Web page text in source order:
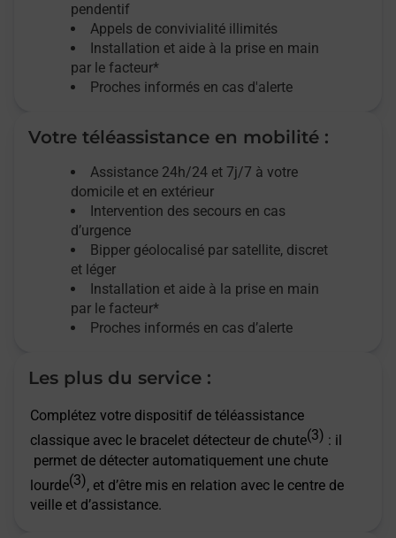
pendentif
Appels de convivialité illimités
Installation et aide à la prise en main
par le facteur*
Proches informés en cas d'alerte
Votre téléassistance en mobilité :
Assistance 24h/24 et 7j/7 à votre
domicile et en extérieur
Intervention des secours en cas
d’urgence
Bipper géolocalisé par satellite, discret
et léger
Installation et aide à la prise en main
par le facteur*
Proches informés en cas d’alerte
Les plus du service :
Complétez votre dispositif de téléassistance
classique avec le bracelet détecteur de chute(3) : il
permet de détecter automatiquement une chute
lourde(3), et d’être mis en relation avec le centre de
veille et d’assistance.